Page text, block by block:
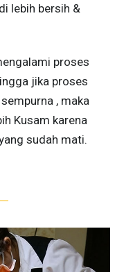
lebih bersih &
proses
jika proses
, maka
Kusam karena
sudah mati.